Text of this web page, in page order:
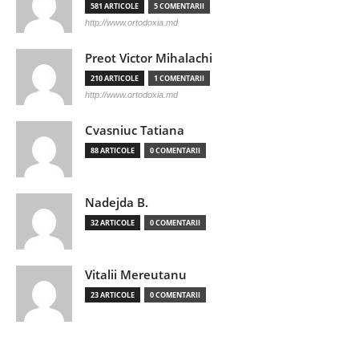
581 ARTICOLE 5 COMENTARII
http://www.ortodoxia.md
Preot Victor Mihalachi
210 ARTICOLE 1 COMENTARII
http://www.ortodoxia.md
Cvasniuc Tatiana
88 ARTICOLE 0 COMENTARII
Nadejda B.
32 ARTICOLE 0 COMENTARII
Vitalii Mereutanu
23 ARTICOLE 0 COMENTARII